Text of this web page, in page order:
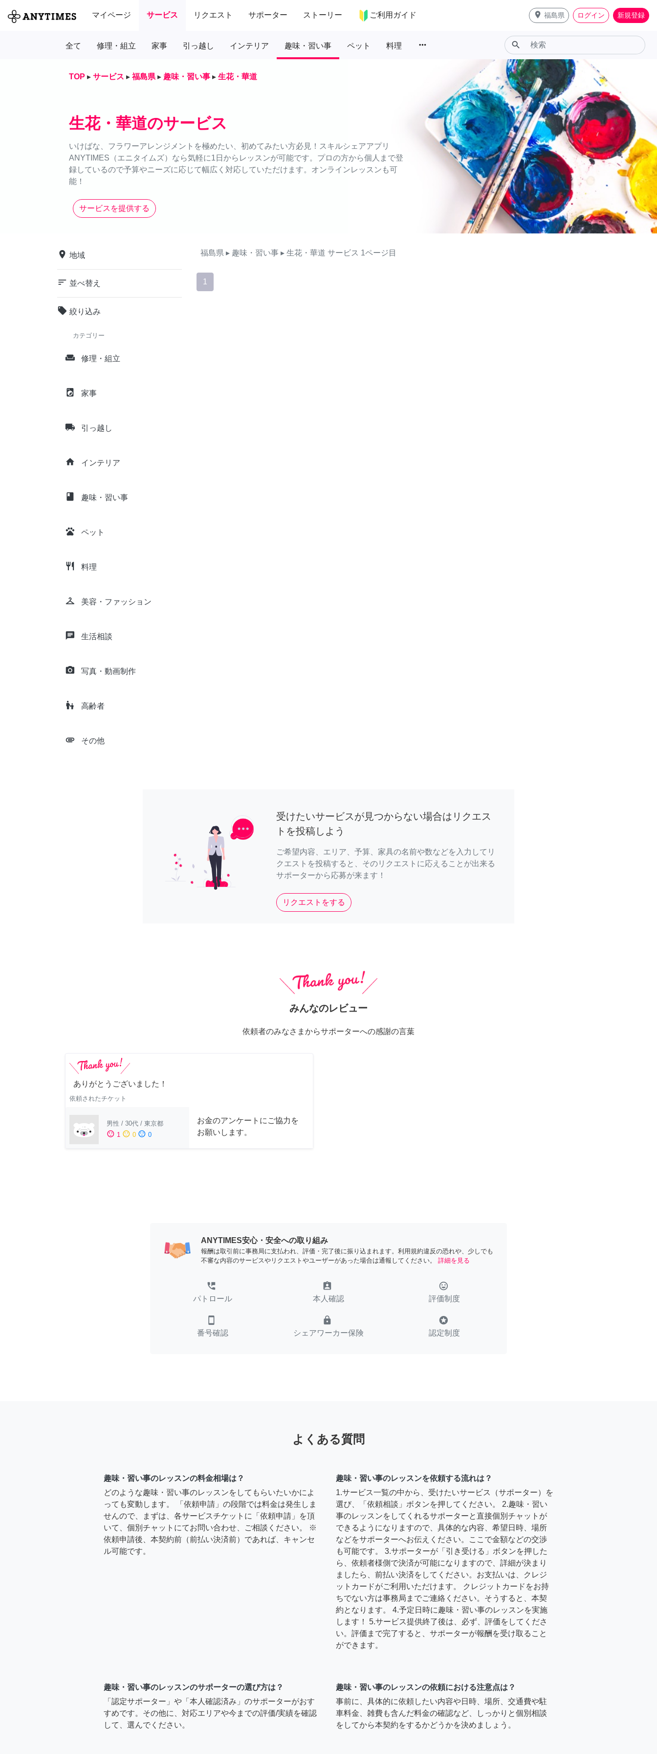
マイページ サービス リクエスト サポーター ストーリー ご利用ガイド place 福島県 ログイン 新規登録
全て 修理・組立 家事 引っ越し インテリア 趣味・習い事 ペット 料理 more_horiz search
TOP ▸ サービス ▸ 福島県 ▸ 趣味・習い事 ▸ 生花・華道
生花・華道のサービス
いけばな、フラワーアレンジメントを極めたい、初めてみたい方必見！スキルシェアアプリ
ANYTIMES（エニタイムズ）なら気軽に1日からレッスンが可能です。プロの方から個人まで登
録しているので予算やニーズに応じて幅広く対応していただけます。オンラインレッスンも可
能！
サービスを提供する
place 地域
sort 並べ替え
local_offer 絞り込み
カテゴリー
weekend 修理・組立
local_laundry_service 家事
local_shipping 引っ越し
home インテリア
class 趣味・習い事
pets ペット
restaurant 料理
checkroom 美容・ファッション
chat 生活相談
camera_alt 写真・動画制作
escalator_warning 高齢者
attachment その他
福島県 ▸ 趣味・習い事 ▸ 生花・華道 サービス 1ページ目
1
受けたいサービスが見つからない場合はリクエス
トを投稿しよう
ご希望内容、エリア、予算、家具の名前や数などを入力してリ
クエストを投稿すると、そのリクエストに応えることが出来る
サポーターから応募が来ます！
リクエストをする
みんなのレビュー
依頼者のみなさまからサポーターへの感謝の言葉
ありがとうございました！
依頼されたチケット
男性 / 30代 / 東京都
sentiment_satisfied 1 sentiment_neutral 0 sentiment_dissatisfied 0
お金のアンケートにご協力を
お願いします。
ANYTIMES安心・安全への取り組み
報酬は取引前に事務局に支払われ、評価・完了後に振り込まれます。利用規約違反の恐れや、少しでも
不審な内容のサービスやリクエストやユーザーがあった場合は通報してください。
詳細を見る
perm_phone_msg
パトロール
assignment_ind
本人確認
tag_faces
評価制度
smartphone
番号確認
lock
シェアワーカー保険
stars
認定制度
よくある質問
趣味・習い事のレッスンの料金相場は？
どのような趣味・習い事のレッスンをしてもらいたいかによ
っても変動します。 「依頼申請」の段階では料金は発生しま
せんので、まずは、各サービスチケットに「依頼申請」を頂
いて、個別チャットにてお問い合わせ、ご相談ください。 ※
依頼申請後、本契約前（前払い決済前）であれば、キャンセ
ル可能です。
趣味・習い事のレッスンを依頼する流れは？
1.サービス一覧の中から、受けたいサービス（サポーター）を
選び、「依頼相談」ボタンを押してください。 2.趣味・習い
事のレッスンをしてくれるサポーターと直接個別チャットが
できるようになりますので、具体的な内容、希望日時、場所
などをサポーターへお伝えください。ここで金額などの交渉
も可能です。 3.サポーターが「引き受ける」ボタンを押した
ら、依頼者様側で決済が可能になりますので、詳細が決まり
ましたら、前払い決済をしてください。お支払いは、クレジ
ットカードがご利用いただけます。 クレジットカードをお持
ちでない方は事務局までご連絡ください。そうすると、本契
約となります。 4.予定日時に趣味・習い事のレッスンを実施
します！ 5.サービス提供終了後は、必ず、評価をしてくださ
い。評価まで完了すると、サポーターが報酬を受け取ること
ができます。
趣味・習い事のレッスンのサポーターの選び方は？
「認定サポーター」や「本人確認済み」のサポーターがおす
すめです。その他に、対応エリアや今までの評価/実績を確認
して、選んでください。
趣味・習い事のレッスンの依頼における注意点は？
事前に、具体的に依頼したい内容や日時、場所、交通費や駐
車料金、雑費も含んだ料金の確認など、しっかりと個別相談
をしてから本契約をするかどうかを決めましょう。